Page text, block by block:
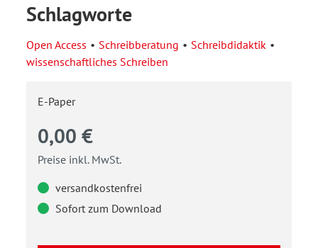
Schlagworte
Open Access Schreibberatung
Schreibdidaktik
wissenschaftliches Schreiben
E-Paper
0,00 €
Preise inkl. MwSt.
versandkostenfrei
Sofort zum Download